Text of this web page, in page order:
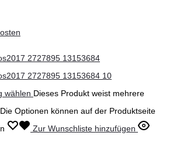
wählen Dieses Produkt weist mehrere
Optionen können auf der Produktseite
Zur Wunschliste hinzufügen